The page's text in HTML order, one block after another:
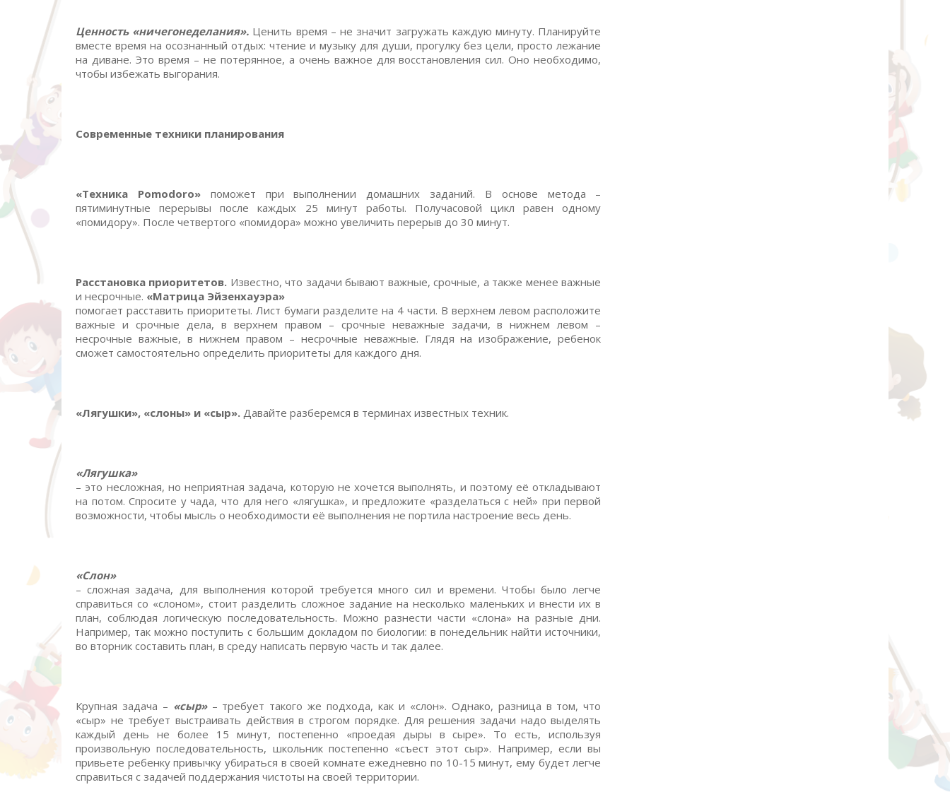
Ценность «ничегонеделания». Ценить время – не значит загружать каждую минуту. Планируйте
вместе время на осознанный отдых: чтение и музыку для души, прогулку без цели, просто лежание
на диване. Это время – не потерянное, а очень важное для восстановления сил. Оно необходимо,
чтобы избежать выгорания.
Современные техники планирования
«Техника Pomodoro»поможет при выполнении домашних заданий. В основе метода –
пятиминутные перерывы после каждых 25 минут работы. Получасовой цикл равен одному
«помидору». После четвертого «помидора» можно увеличить перерыв до 30 минут.
Расстановка приоритетов. Известно, что задачи бывают важные, срочные, а также менее важные
и несрочные. «Матрица Эйзенхауэра»
помогает расставить приоритеты. Лист бумаги разделите на 4 части. В верхнем левом расположите
важные и срочные дела, в верхнем правом – срочные неважные задачи, в нижнем левом –
несрочные важные, в нижнем правом – несрочные неважные. Глядя на изображение, ребенок
сможет самостоятельно определить приоритеты для каждого дня.
«Лягушки», «слоны» и «сыр». Давайте разберемся в терминах известных техник.
«Лягушка»
– это несложная, но неприятная задача, которую не хочется выполнять, и поэтому её откладывают
на потом. Спросите у чада, что для него «лягушка», и предложите «разделаться с ней» при первой
возможности, чтобы мысль о необходимости её выполнения не портила настроение весь день.
«Слон»
– сложная задача, для выполнения которой требуется много сил и времени. Чтобы было легче
справиться со «слоном», стоит разделить сложное задание на несколько маленьких и внести их в
план, соблюдая логическую последовательность. Можно разнести части «слона» на разные дни.
Например, так можно поступить с большим докладом по биологии: в понедельник найти источники,
во вторник составить план, в среду написать первую часть и так далее.
Крупная задача – «сыр»– требует такого же подхода, как и «слон». Однако, разница в том, что
«сыр» не требует выстраивать действия в строгом порядке. Для решения задачи надо выделять
каждый день не более 15 минут, постепенно «проедая дыры в сыре». То есть, используя
произвольную последовательность, школьник постепенно «съест этот сыр». Например, если вы
привьете ребенку привычку убираться в своей комнате ежедневно по 10-15 минут, ему будет легче
справиться с задачей поддержания чистоты на своей территории.